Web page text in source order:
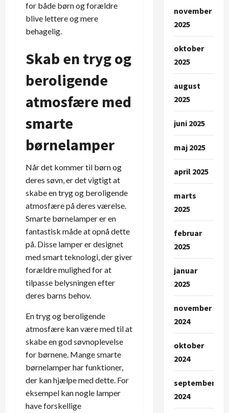
for både børn og forældre
blive lettere og mere
behagelig.
Skab en tryg og
beroligende
atmosfære med
smarte
børnelamper
Når det kommer til børn og
deres søvn, er det vigtigt at
skabe en tryg og beroligende
atmosfære på deres værelse.
Smarte børnelamper er en
fantastisk måde at opnå dette
på. Disse lamper er designet
med smart teknologi, der giver
forældre mulighed for at
tilpasse belysningen efter
deres barns behov.
En tryg og beroligende
atmosfære kan være med til at
skabe en god søvnoplevelse
for børnene. Mange smarte
børnelamper har funktioner,
der kan hjælpe med dette. For
eksempel kan nogle lamper
have forskellige
november
2025
oktober
2025
august
2025
juni 2025
maj 2025
april 2025
marts
2025
februar
2025
januar
2025
november
2024
oktober
2024
september
2024